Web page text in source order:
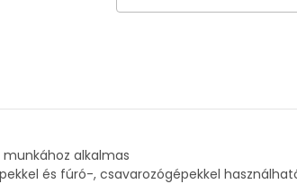
alkalmas
és fúró-, csavarozógépekkel